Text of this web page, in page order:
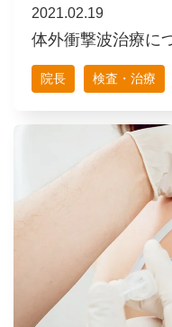
2021.02.19
体外衝撃波治療に
院長 検査・治療